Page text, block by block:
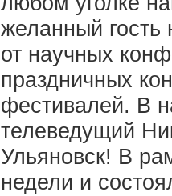
желанный
от научных
праздничных
фестивалей. В
телеведущий
Ульяновск! В
недели и